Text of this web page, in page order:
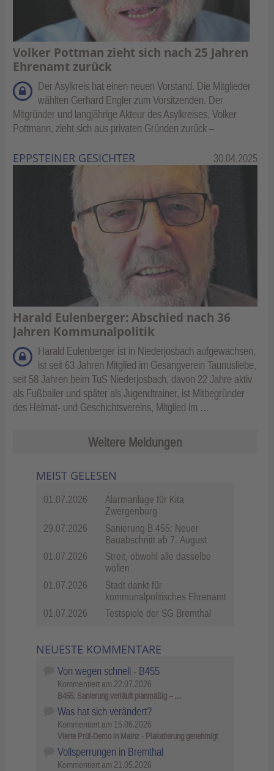
Volker Pottman zieht sich nach 25 Jahren
Ehrenamt zurück
Der Asylkreis hat einen neuen Vorstand. Die Mitglieder
wählten Gerhard Engler zum Vorsitzenden. Der
Mitgründer und langjährige Akteur des Asylkreises, Volker
Pottmann, zieht sich aus privaten Gründen zurück –
30.04.2025
Kategorie:
EPPSTEINER GESICHTER
Harald Eulenberger: Abschied nach 36
Jahren Kommunalpolitik
Harald Eulenberger ist in Niederjosbach aufgewachsen,
ist seit 63 Jahren Mitglied im Gesangverein Taunusliebe,
seit 58 Jahren beim TuS Niederjosbach, davon 22 Jahre aktiv
als Fußballer und später als Jugendtrainer, ist Mitbegründer
des Heimat- und Geschichtsvereins, Mitglied im …
Weitere Meldungen
MEIST GELESEN
01.07.2026
Alarmanlage für Kita
Zwergenburg
29.07.2026
Sanierung B 455: Neuer
Bauabschnitt ab 7. August
01.07.2026
Streit, obwohl alle dasselbe
wollen
01.07.2026
Stadt dankt für
kommunalpolitisches Ehrenamt
01.07.2026
Testspiele der SG Bremthal
NEUESTE KOMMENTARE
Von wegen schnell - B455
Kommentiert am 22.07.2026
B455: Sanierung verläuft planmäßig – …
Was hat sich verändert?
Kommentiert am 15.06.2026
Vierte Prüf-Demo in Mainz - Plakatierung genehmigt
Vollsperrungen in Bremthal
Kommentiert am 21.05.2026